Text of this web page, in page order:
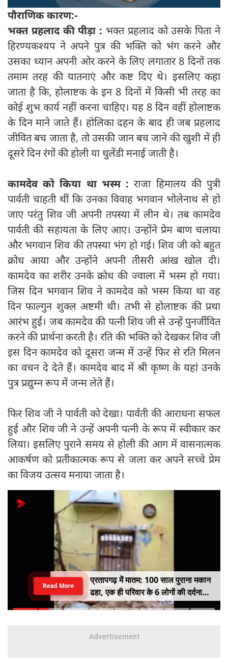
पौराणिक कारण:-
भक्त प्रहलाद की पीड़ा : भक्त प्रहलाद को उसके पिता ने
हिरण्यकश्यप ने अपने पुत्र की भक्ति को भंग करने और
उसका ध्यान अपनी ओर करने के लिए लगातार 8 दिनों तक
तमाम तरह की यातनाएं और कष्ट दिए थे। इसलिए कहा
जाता है कि, होलाष्टक के इन 8 दिनों में किसी भी तरह का
कोई शुभ कार्य नहीं करना चाहिए। यह 8 दिन वहीं होलाष्टक
के दिन माने जाते हैं। होलिका दहन के बाद ही जब प्रहलाद
जीवित बच जाता है, तो उसकी जान बच जाने की खुशी में ही
दूसरे दिन रंगों की होली या धुलेंडी मनाई जाती है।
कामदेव को किया था भस्म : राजा हिमालय की पुत्री
पार्वती चाहती थीं कि उनका विवाह भगवान भोलेनाथ से हो
जाए परंतु शिव जी अपनी तपस्या में लीन थे। तब कामदेव
पार्वती की सहायता के लिए आए। उन्होंने प्रेम बाण चलाया
और भगवान शिव की तपस्या भंग हो गई। शिव जी को बहुत
क्रोध आया और उन्होंने अपनी तीसरी आंख खोल दी।
कामदेव का शरीर उनके क्रोध की ज्वाला में भस्म हो गया।
जिस दिन भगवान शिव ने कामदेव को भस्म किया था वह
दिन फाल्गुन शुक्ल अष्टमी थी। तभी से होलाष्टक की प्रथा
आरंभ हुई। जब कामदेव की पत्नी शिव जी से उन्हें पुनर्जीवित
करने की प्रार्थना करती है। रति की भक्ति को देखकर शिव जी
इस दिन कामदेव को दूसरा जन्म में उन्हें फिर से रति मिलन
का वचन दे देते हैं। कामदेव बाद में श्री कृष्ण के यहां उनके
पुत्र प्रद्युम्न रूप में जन्म लेते हैं।
फिर शिव जी ने पार्वती को देखा। पार्वती की आराधना सफल
हुई और शिव जी ने उन्हें अपनी पत्नी के रूप में स्वीकार कर
लिया। इसलिए पुराने समय से होली की आग में वासनात्मक
आकर्षण को प्रतीकात्मक रूप से जला कर अपने सच्चे प्रेम
का विजय उत्सव मनाया जाता है।
प्रतापगढ़ में मातम: 100 साल पुराना मकान
ढहा, एक ही परिवार के 6 लोगों की दर्दनाक
मौत
Read More